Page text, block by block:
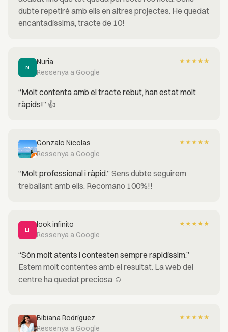
dubte repetiré amb ells en altres projectes. He quedat
encantadíssima, tracte de 10!
N
Nuria
Ressenya a Google
★ ★ ★ ★ ★
“Molt contenta amb el tracte rebut, han estat molt
ràpids!” 👍
Gonzalo Nicolas
Ressenya a Google
★ ★ ★ ★ ★
“Molt professional i ràpid.” Sens dubte seguirem
treballant amb ells. Recomano 100%!!
LI
look infinito
Ressenya a Google
★ ★ ★ ★ ★
“Són molt atents i contesten sempre rapidíssim.”
Estem molt contentes amb el resultat. La web del
centre ha quedat preciosa ☺️
Bibiana Rodríguez
Ressenya a Google
★ ★ ★ ★ ★